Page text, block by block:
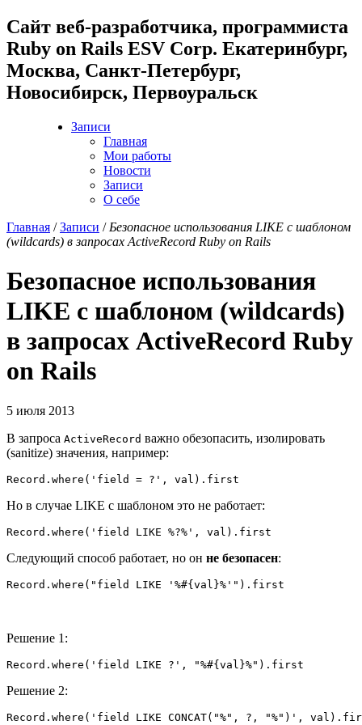
Cайт веб-разработчика, программиста
Ruby on Rails ESV Corp. Екатеринбург,
Москва, Санкт-Петербург,
Новосибирск, Первоуральск
Записи
Главная
Мои работы
Новости
Записи
О себе
Главная /Записи / Безопасное использования LIKE с шаблоном
(wildcards) в запросах ActiveRecord Ruby on Rails
Безопасное использования
LIKE с шаблоном (wildcards)
в запросах ActiveRecord Ruby
on Rails
5 июля 2013
В запроса ActiveRecord важно обезопасить, изолировать
(sanitize) значения, например:
Но в случае LIKE с шаблоном это не работает:
Следующий способ работает, но он не безопасен:
Решение 1:
Решение 2: